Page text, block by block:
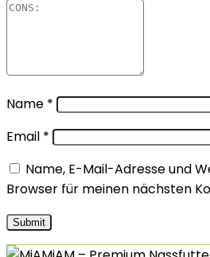
Name *
Email *
Name, E-Mail-Adresse und
Browser für meinen nächsten